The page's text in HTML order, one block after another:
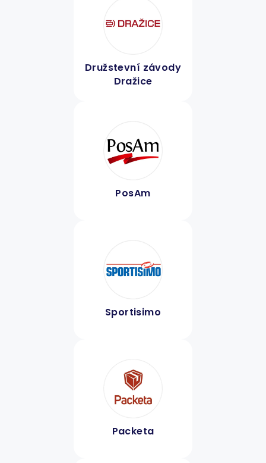
Družstevní závody
Dražice
PosAm
Sportisimo
Packeta